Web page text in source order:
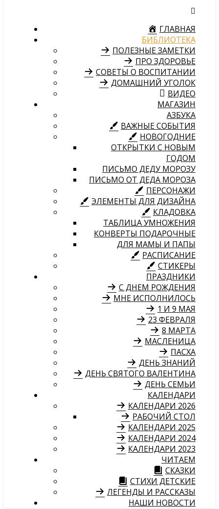
ГЛАВНАЯ
БИБЛИОТЕКА
ПОЛЕЗНЫЕ ЗАМЕТКИ
ПРО ЗДОРОВЬЕ
СОВЕТЫ О ВОСПИТАНИИ
ДОМАШНИЙ УГОЛОК
ВИДЕО
МАГАЗИН
АЗБУКА
ВАЖНЫЕ СОБЫТИЯ
НОВОГОДНИЕ
ОТКРЫТКИ С НОВЫМ
ГОДОМ
ПИСЬМО ДЕДУ МОРОЗУ
ПИСЬМО ОТ ДЕДА МОРОЗА
ПЕРСОНАЖИ
ЭЛЕМЕНТЫ ДЛЯ ДИЗАЙНА
КЛАДОВКА
ТАБЛИЦА УМНОЖЕНИЯ
КОНВЕРТЫ ПОДАРОЧНЫЕ
ДЛЯ МАМЫ И ПАПЫ
РАСПИСАНИЕ
СТИКЕРЫ
ПРАЗДНИКИ
С ДНЕМ РОЖДЕНИЯ
МНЕ ИСПОЛНИЛОСЬ
1 И 9 МАЯ
23 ФЕВРАЛЯ
8 МАРТА
МАСЛЕНИЦА
ПАСХА
ДЕНЬ ЗНАНИЙ
ДЕНЬ СВЯТОГО ВАЛЕНТИНА
ДЕНЬ СЕМЬИ
КАЛЕНДАРИ
КАЛЕНДАРИ 2026
РАБОЧИЙ СТОЛ
КАЛЕНДАРИ 2025
КАЛЕНДАРИ 2024
КАЛЕНДАРИ 2023
ЧИТАЕМ
СКАЗКИ
СТИХИ ДЕТСКИЕ
ЛЕГЕНДЫ И РАССКАЗЫ
НАШИ НОВОСТИ